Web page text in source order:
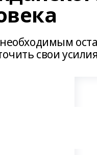
свои